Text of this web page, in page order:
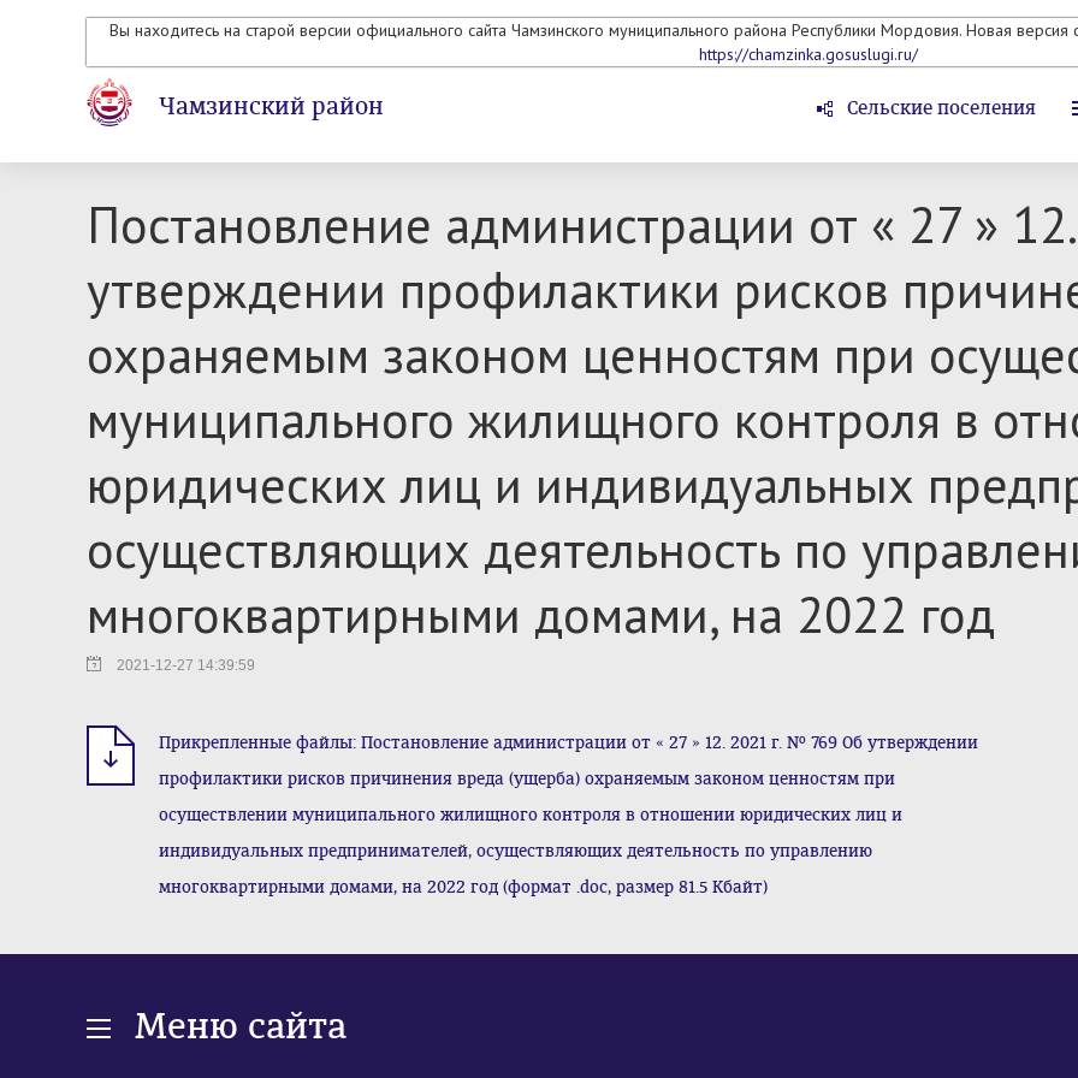
Вы находитесь на старой версии официального сайта Чамзинского муниципального района Республики Мордовия. Новая
https://chamzinka.gosuslugi.ru/
Чамзинский район Сельские поселения
Постановление администрации от « 27 »
утверждении профилактики рисков
охраняемым законом ценностям при
муниципального жилищного контроля в
юридических лиц и индивидуальных
осуществляющих деятельность по
многоквартирными домами, на 2022 год
2021-12-27 14:39:59
Прикрепленные файлы: Постановление администрации от « 27 » 12. 2021 г. № 769 Об утверждении
профилактики рисков причинения вреда (ущерба) охраняемым законом ценностям при
осуществлении муниципального жилищного контроля в отношении юридических лиц и
индивидуальных предпринимателей, осуществляющих деятельность по управлению
многоквартирными домами, на 2022 год (формат .doc, размер 81.5 Кбайт)
Меню сайта